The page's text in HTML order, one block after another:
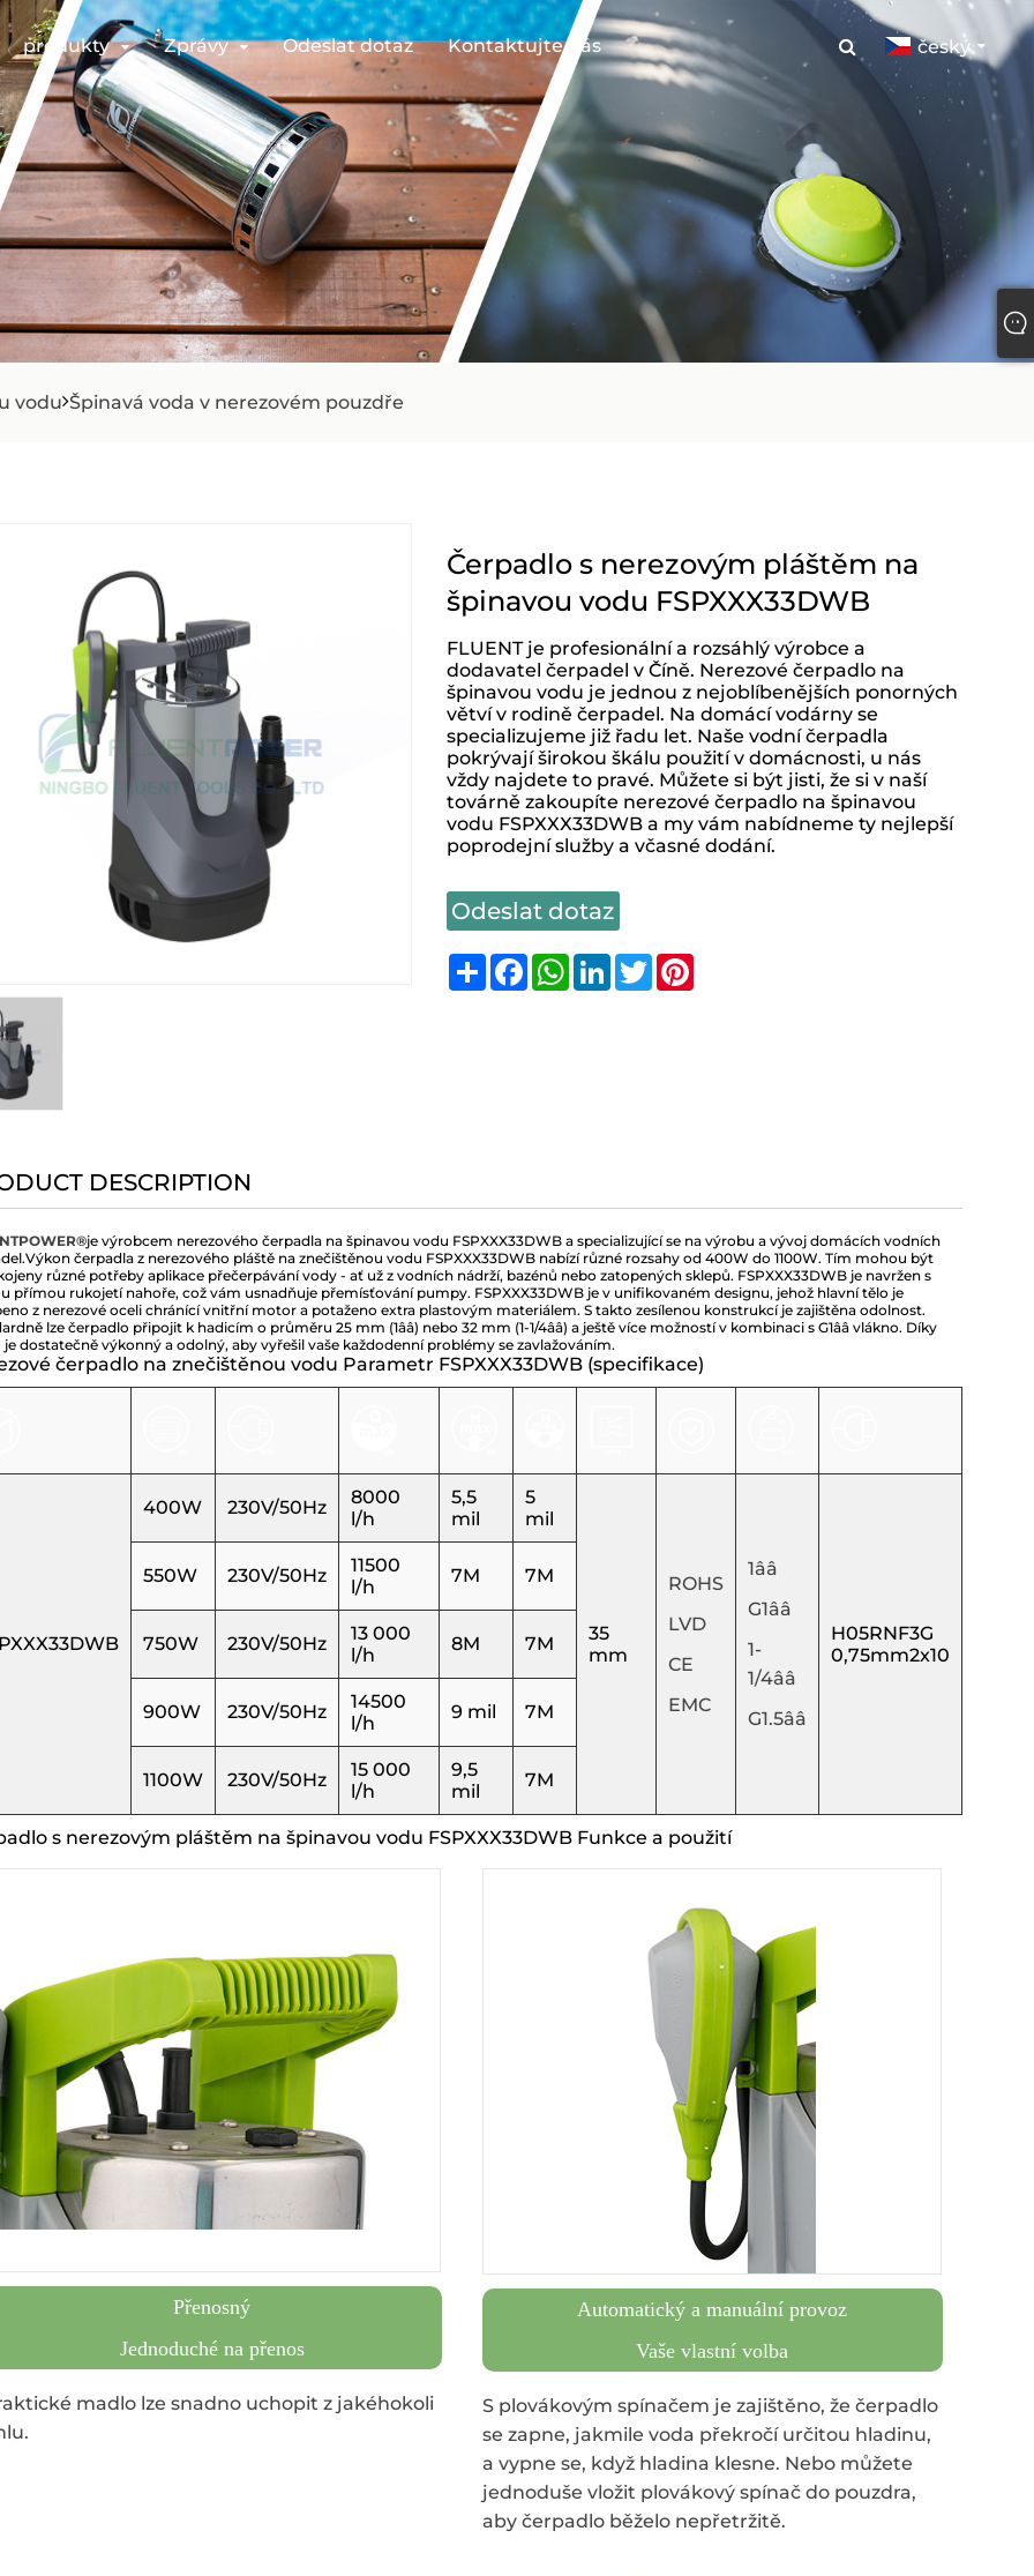
produkty Zprávy Odeslat dotaz Kontaktujte nás český
vodu Špinavá voda v nerezovém pouzdře
Čerpadlo s nerezovým pláštěm na
špinavou vodu FSPXXX33DWB
FLUENT je profesionální a rozsáhlý výrobce a
dodavatel čerpadel v Číně. Nerezové čerpadlo na
špinavou vodu je jednou z nejoblíbenějších ponorných
větví v rodině čerpadel. Na domácí vodárny se
specializujeme již řadu let. Naše vodní čerpadla
pokrývají širokou škálu použití v domácnosti, u nás
vždy najdete to pravé. Můžete si být jisti, že si v naší
továrně zakoupíte nerezové čerpadlo na špinavou
vodu FSPXXX33DWB a my vám nabídneme ty nejlepší
poprodejní služby a včasné dodání.
Odeslat dotaz
ShareFacebook
WhatsApp
LinkedIn
TwitterPinterest
DESCRIPTION
je výrobcem nerezového čerpadla na špinavou vodu FSPXXX33DWB a specializující se na výrobu a vývoj domácích vodních
Výkon čerpadla z nerezového pláště na znečištěnou vodu FSPXXX33DWB nabízí různé rozsahy od 400W do 1100W. Tím mohou být
různé potřeby aplikace přečerpávání vody - ať už z vodních nádrží, bazénů nebo zatopených sklepů. FSPXXX33DWB je navržen s
přímou rukojetí nahoře, což vám usnadňuje přemísťování pumpy. FSPXXX33DWB je v unifikovaném designu, jehož hlavní tělo je
z nerezové oceli chránící vnitřní motor a potaženo extra plastovým materiálem. S takto zesílenou konstrukcí je zajištěna odolnost.
lze čerpadlo připojit k hadicím o průměru 25 mm (1ââ) nebo 32 mm (1-1/4ââ) a ještě více možností v kombinaci s G1ââ vlákno. Díky
dostatečně výkonný a odolný, aby vyřešil vaše každodenní problémy se zavlažováním.
čerpadlo na znečištěnou vodu Parametr FSPXXX33DWB (specifikace)
400W 230V/50Hz
8000
l/h
5,5
mil
5
mil
35
mm
ROHS
LVD
CE
EMC
1ââ
G1ââ
1-
1/4ââ
G1.5ââ
H05RNF3G
0,75mm2x10
550W 230V/50Hz
11500
l/h
7M 7M
750W 230V/50Hz
13 000
l/h
8M 7M
900W 230V/50Hz
14500
l/h
9 mil 7M
1100W 230V/50Hz
15 000
l/h
9,5
mil
7M
s nerezovým pláštěm na špinavou vodu FSPXXX33DWB Funkce a použití
Přenosný
Jednoduché na přenos
madlo lze snadno uchopit z jakéhokoli
Automatický a manuální provoz
Vaše vlastní volba
S plovákovým spínačem je zajištěno, že čerpadlo
se zapne, jakmile voda překročí určitou hladinu,
a vypne se, když hladina klesne. Nebo můžete
jednoduše vložit plovákový spínač do pouzdra,
aby čerpadlo běželo nepřetržitě.